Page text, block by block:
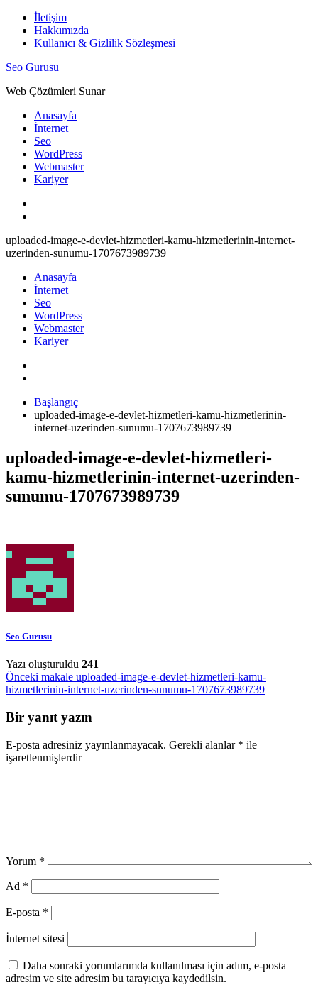
İçeriğeİletişim
Hakkımızda
Kullanıcı & Gizlilik Sözleşmesi
Seo Gurusu
Web Çözümleri Sunar
Anasayfa
İnternet
Seo
WordPress
Webmaster
Kariyer
uploaded-image-e-devlet-hizmetleri-kamu-hizmetlerinin-internet-
uzerinden-sunumu-1707673989739
Anasayfa
İnternet
Seo
WordPress
Webmaster
Kariyer
Başlangıç
uploaded-image-e-devlet-hizmetleri-kamu-hizmetlerinin-
internet-uzerinden-sunumu-1707673989739
uploaded-image-e-devlet-hizmetleri-
kamu-hizmetlerinin-internet-uzerinden-
sunumu-1707673989739
Seo Gurusu
Yazı oluşturuldu 241
Yazı
gezinmesi
Önceki makale uploaded-image-e-devlet-hizmetleri-kamu-
hizmetlerinin-internet-uzerinden-sunumu-1707673989739
Bir yanıt yazın
E-posta adresiniz yayınlanmayacak. Gerekli alanlar * ile
işaretlenmişlerdir
Yorum *
Ad *
E-posta *
İnternet sitesi
Daha sonraki yorumlarımda kullanılması için adım, e-posta
adresim ve site adresim bu tarayıcıya kaydedilsin.